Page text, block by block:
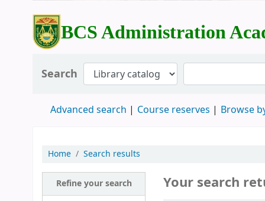
BCS Administration
Search
Advanced search Course reserves Browse
Home Search results
Refine your search Your search